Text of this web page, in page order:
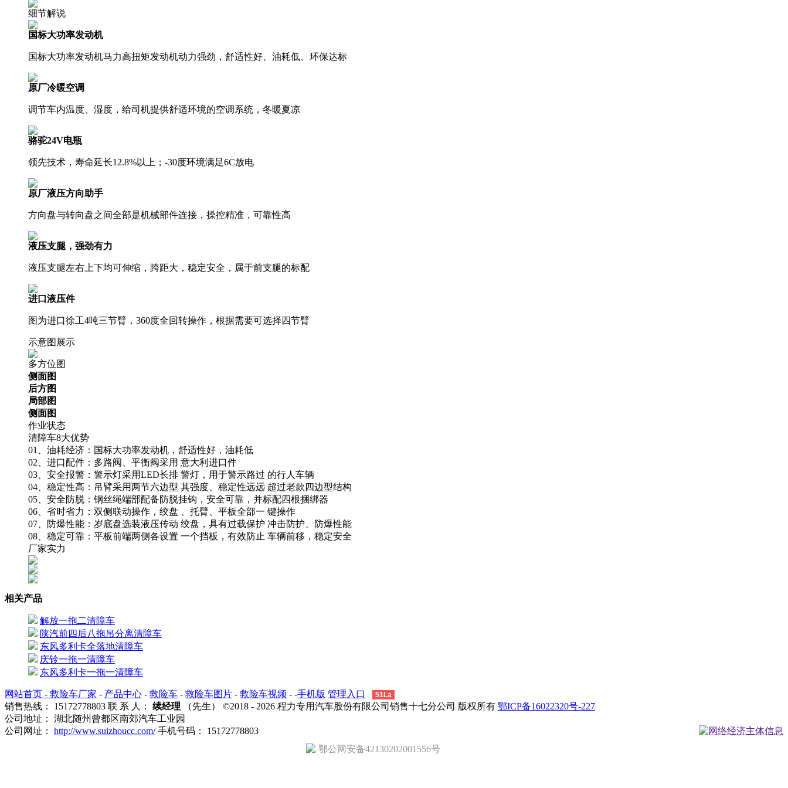
细节解说
国标大功率发动机
国标大功率发动机马力高扭矩发动机动力强劲，舒适性好、油耗低、环保达标
原厂冷暖空调
调节车内温度、湿度，给司机提供舒适环境的空调系统，冬暖夏凉
骆驼24V电瓶
领先技术，寿命延长12.8%以上；-30度环境满足6C放电
原厂液压方向助手
方向盘与转向盘之间全部是机械部件连接，操控精准，可靠性高
液压支腿，强劲有力
液压支腿左右上下均可伸缩，跨距大，稳定安全，属于前支腿的标配
进口液压件
图为进口徐工4吨三节臂，360度全回转操作，根据需要可选择四节臂
示意图展示
多方位图
侧面图
后方图
局部图
侧面图
作业状态
清障车8大优势
01、油耗经济：国标大功率发动机，舒适性好，油耗低
02、进口配件：多路阀、平衡阀采用 意大利进口件
03、安全报警：警示灯采用LED长排 警灯，用于警示路过 的行人车辆
04、稳定性高：吊臂采用两节六边型 其强度、稳定性远远 超过老款四边型结构
05、安全防脱：钢丝绳端部配备防脱挂钩，安全可靠，并标配四根捆绑器
06、省时省力：双侧联动操作，绞盘 、托臂、平板全部一 键操作
07、防爆性能：岁底盘选装液压传动 绞盘，具有过载保护 冲击防护、防爆性能
08、稳定可靠：平板前端两侧各设置 一个挡板，有效防止 车辆前移，稳定安全
厂家实力
相关产品
解放一拖二清障车
陕汽前四后八拖吊分离清障车
东风多利卡全落地清障车
庆铃一拖一清障车
东风多利卡一拖一清障车
网站首页 - 救险车厂家 - 产品中心 - 救险车 - 救险车图片 - 救险车视频 - -手机版 管理入口 51La
销售热线： 15172778803 联 系 人： 续经理 （先生） ©2018 - 2026 程力专用汽车股份有限公司销售十七分公司 版权所有 鄂ICP备16022320号-227
公司地址： 湖北随州曾都区南郊汽车工业园
公司网址： http://www.suizhoucc.com/手机号码： 15172778803
鄂公网安备42130202001556号